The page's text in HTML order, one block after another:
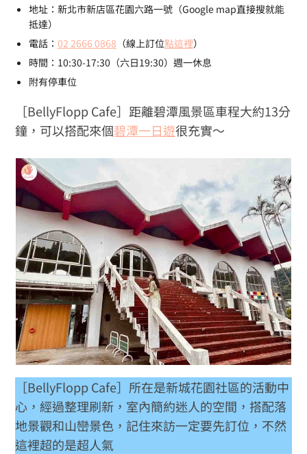
地址：新北市新店區花園六路一號（Google map直接搜就能
抵達）
電話： 02 2666 0868 （線上訂位點這裡）
時間：10:30-17:30（六日19:30）週一休息
附有停車位
［BellyFlopp Cafe］距離碧潭風景區車程大約13分
鐘，可以搭配來個碧潭一日遊很充實～
［BellyFlopp Cafe］所在是新城花園社區的活動中
心，經過整理刷新，室內簡約迷人的空間，搭配落
地景觀和山巒景色，記住來訪一定要先訂位，不然
這裡超的是超人氣